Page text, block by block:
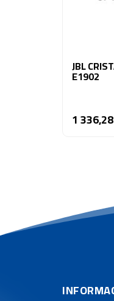
JBL
E1902
1